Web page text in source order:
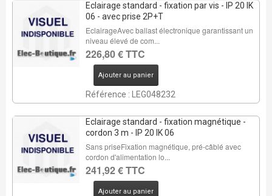
Eclairage standard - fixation par vis - IP 20 IK
06 - avec prise 2P+T
EclairageAvec ballast électronique garantissant un
niveau élevé de com...
226,80 € TTC
Ajouter au panier
Référence : LEG048232
Eclairage standard - fixation magnétique -
cordon 3 m - IP 20 IK 06
Sans priseFixation magnétique, pré-câblé avec
cordon d'alimentation lo...
241,92 € TTC
Ajouter au panier